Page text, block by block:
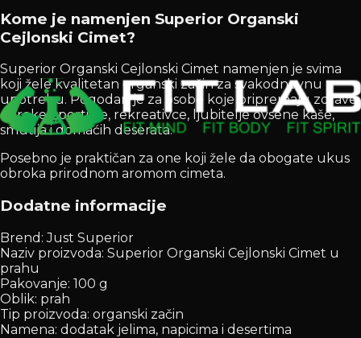
Kome je namenjen Superior Organski
Cejlonski Cimet?
Superior Organski Cejlonski Cimet namenjen je svima
koji žele kvalitetan organski začin za svakodnevnu
upotrebu. Pogodan je za osobe koje pripremaju zdrave
obroke, sportiste, rekreativce, ljubitelje ovsene kaše,
smutija i domaćih deserata.
Posebno je praktičan za one koji žele da obogatе ukus
obroka prirodnom aromom cimeta.
Dodatne informacije
Brend: Just Superior
Naziv proizvoda: Superior Organski Cejlonski Cimet u
prahu
Pakovanje: 100 g
Oblik: prah
Tip proizvoda: organski začin
Namena: dodatak jelima, napicima i desertima